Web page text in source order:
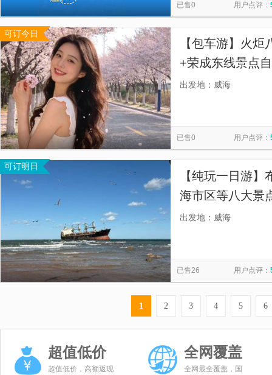
已售0 用户点评：
可订今日
【包车游】火
+荣成东线景点
（不含景点门票
出发地：威海
已售0 用户点评：
可订明日
【纯玩一日游
海市区等八大景
下单无忧，人不
出发地：威海
已售26 用户点评：
1 2 3 4 5 6
超值低价
超值低价，高额返现
全网覆盖
全网最全覆盖，国